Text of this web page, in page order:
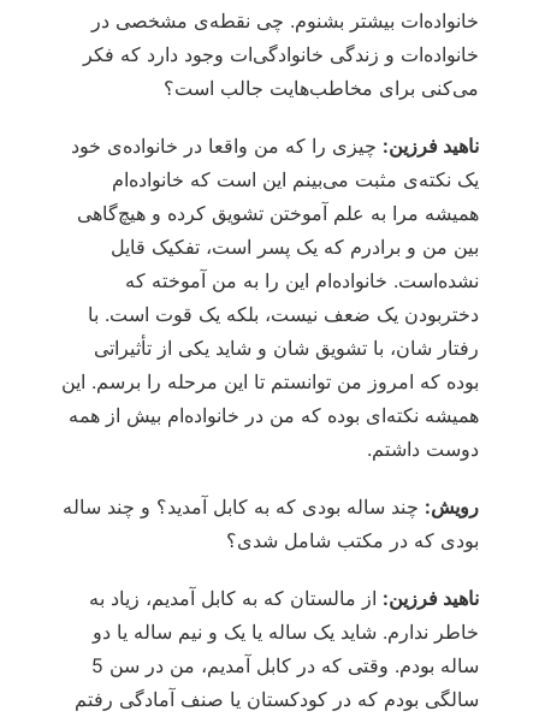
خانواده‌ات بیشتر بشنوم. چی نقطه‌ی مشخصی در
خانواده‌ات و زندگی خانوادگی‌ات وجود دارد که فکر
می‌کنی برای مخاطب‌هایت جالب است؟
ناهید فرزین: چیزی را که من واقعا در خانواده‌ی خود
یک نکته‌ی مثبت می‌بینم این است که خانواده‌ام
همیشه مرا به علم آموختن تشویق کرده و هیچ‌گاهی
بین من و برادرم که یک پسر است، تفکیک قایل
نشده‌است. خانواده‌ام این را به من آموخته که
دختربودن یک ضعف نیست، بلکه یک قوت است. با
رفتار شان، با تشویق شان و شاید یکی از تأثیراتی
بوده که امروز من توانستم تا این مرحله را برسم. این
همیشه نکته‌ای بوده که من در خانواده‌ام بیش از همه
دوست داشتم.
رویش: چند ساله بودی که به کابل آمدید؟ و چند ساله
بودی که در مکتب شامل شدی؟
ناهید فرزین: از مالستان که به کابل آمدیم، زیاد به
خاطر ندارم. شاید یک ساله یا یک و نیم ساله یا دو
ساله بودم. وقتی که در کابل آمدیم، من در سن 5
سالگی بودم که در کودکستان یا صنف آمادگی رفتم